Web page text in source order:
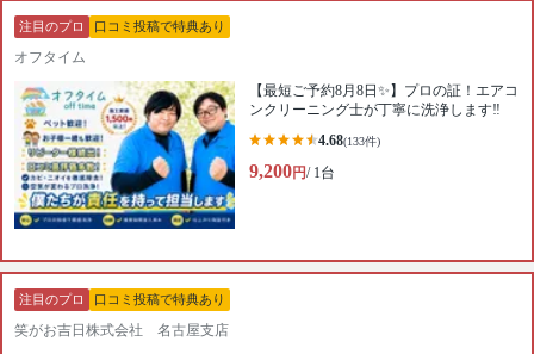
注目のプロ 口コミ投稿で特典あり
オフタイム
【最短ご予約8月8日✨】プロの証！エアコ
ンクリーニング士が丁寧に洗浄します‼️
4.68(133件)
9,200円/ 1台
注目のプロ 口コミ投稿で特典あり
笑がお吉日株式会社 名古屋支店